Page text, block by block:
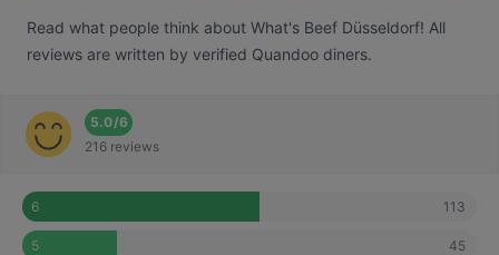
Read what people think about What's Beef Düsseldorf! All
reviews are written by verified Quandoo diners.
5.0/6
216 reviews
6 113
5 45